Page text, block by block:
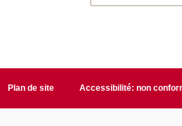
Plan de site Accessibilité: non